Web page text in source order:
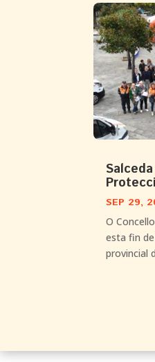
SEP 29,
O
esta fin
provincial